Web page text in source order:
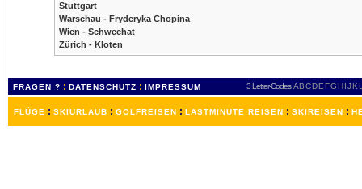
Stuttgart
Warschau - Fryderyka Chopina
Wien - Schwechat
Zürich - Kloten
FRAGEN ? : DATENSCHUTZ : IMPRESSUM 3 Letter-Codes ABCDEFGH IJKL
FLÜGE : SKIURLAUB : GOLFREISEN : LASTMINUTE REISEN : SKIREISEN :